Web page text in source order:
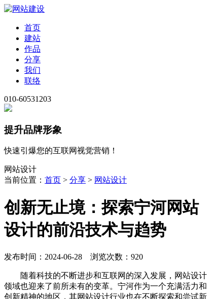
首页
建站
作品
分享
我们
联络
010-60531203
提升品牌形象
快速引爆您的互联网视觉营销！
网站设计
当前位置： 首页 > 分享 > 网站设计
创新无止境：探索宁河网站
设计的前沿技术与趋势
发布时间：2024-06-28 浏览次数：920
随着科技的不断进步和互联网的深入发展，网站设计
领域也迎来了前所未有的变革。宁河作为一个充满活力和
创新精神的地区，其网站设计行业也在不断探索和尝试新